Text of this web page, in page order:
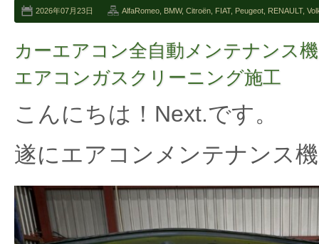
2026年07月23日 AlfaRomeo BMW, Citroën FIAT, Peugeot RENAULT,
カーエアコン全自動メンテナンス
エアコンガスクリーニング施工
こんにちは！Next.です。
遂にエアコンメンテナンス